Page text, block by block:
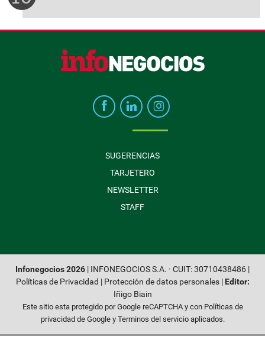
SUGERENCIAS
TARJETERO
NEWSLETTER
STAFF
Infonegocios 2026 | INFONEGOCIOS S.A. · CUIT: 30710438486 |
Políticas de Privacidad | Protección de datos personales| Editor:
Iñigo Biain
Este sitio esta protegido por Google reCAPTCHA y con Políticas de
privacidad de Googley Terminos del servicioaplicados.